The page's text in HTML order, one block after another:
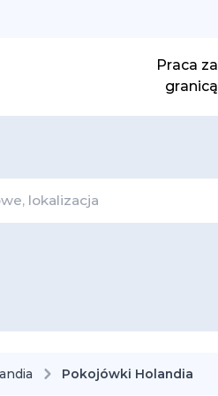
Praca za
granicą
Pokojówki Holandia